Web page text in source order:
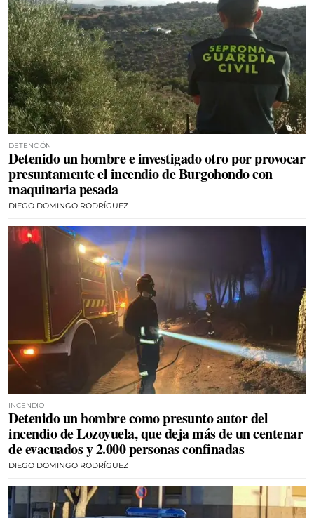
DETENCIÓN
Detenido un hombre e investigado otro por provocar
presuntamente el incendio de Burgohondo con
maquinaria pesada
DIEGO DOMINGO RODRÍGUEZ
INCENDIO
Detenido un hombre como presunto autor del
incendio de Lozoyuela, que deja más de un centenar
de evacuados y 2.000 personas confinadas
DIEGO DOMINGO RODRÍGUEZ